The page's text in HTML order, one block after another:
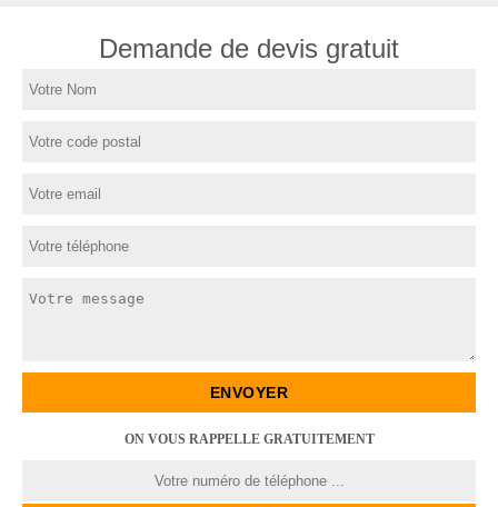
Demande de devis gratuit
ON VOUS RAPPELLE GRATUITEMENT